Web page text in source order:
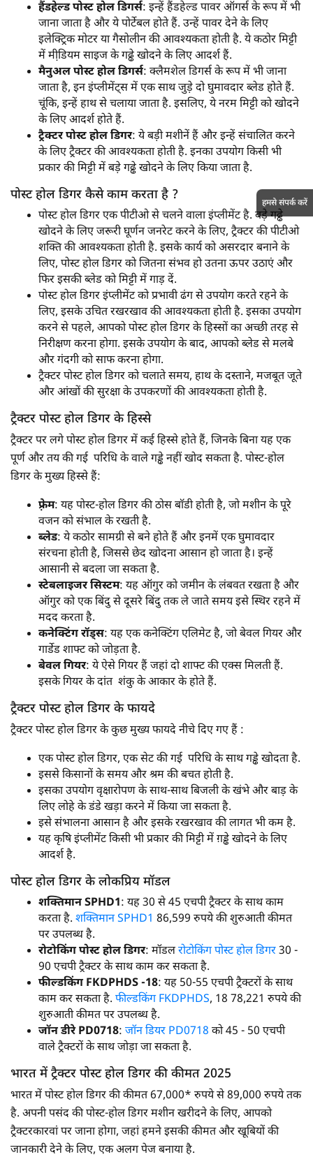
हैंडहेल्ड पोस्ट होल डिगर्स: इन्हें हैंडहेल्ड पावर ऑगर्स के रूप में भी
जाना जाता है और ये पोर्टेबल होते हैं. उन्हें पावर देने के लिए
इलेक्ट्रिक मोटर या गैसोलीन की आवश्यकता होती है. ये कठोर मिट्टी
में मी़डियम साइज के गढ्ढे खोदने के लिए आदर्श हैं.
मैनुअल पोस्ट होल डिगर्स: क्लैमशेल डिगर्स के रूप में भी जाना
जाता है, इन इंप्लीमेंट्स में एक साथ जुड़े दो घुमावदार ब्लेड होते हैं.
चूंकि, इन्हें हाथ से चलाया जाता है. इसलिए, ये नरम मिट्टी को खोदने
के लिए आदर्श होते हैं.
ट्रैक्टर पोस्ट होल डिगर: ये बड़ी मशीनें हैं और इन्हें संचालित करने
के लिए ट्रैक्टर की आवश्यकता होती है. इनका उपयोग किसी भी
प्रकार की मिट्टी में बड़े गढ्ढे खोदने के लिए किया जाता है.
पोस्ट होल डिगर कैसे काम करता है ?
पोस्ट होल डिगर एक पीटीओ से चलने वाला इंप्लीमेंट है. बड़े गढ्ढे
खोदने के लिए जरूरी घूर्णन जनरेट करने के लिए, ट्रैक्टर की पीटीओ
शक्ति की आवश्यकता होती है. इसके कार्य को असरदार बनाने के
लिए, पोस्ट होल डिगर को जितना संभव हो उतना ऊपर उठाएं और
फिर इसकी ब्लेड को मिट्टी में गाड़ दें.
पोस्ट होल डिगर इंप्लीमेंट को प्रभावी ढंग से उपयोग करते रहने के
लिए, इसके उचित रखरखाव की आवश्यकता होती है. इसका उपयोग
करने से पहले, आपको पोस्ट होल डिगर के हिस्सों का अच्छी तरह से
निरीक्षण करना होगा. इसके उपयोग के बाद, आपको ब्लेड से मलबे
और गंदगी को साफ करना होगा.
ट्रैक्टर पोस्ट होल डिगर को चलाते समय, हाथ के दस्ताने, मजबूत जूते
और आंखों की सुरक्षा के उपकरणों की आवश्यकता होती है.
ट्रैक्टर पोस्ट होल डिगर के हिस्से
ट्रैक्टर पर लगे पोस्ट होल डिगर में कई हिस्से होते हैं, जिनके बिना यह एक
पूर्ण और तय की गई परिधि के वाले गड्ढे नहीं खोद सकता है. पोस्ट-होल
डिगर के मुख्य हिस्से हैं:
फ़्रेम: यह पोस्ट-होल डिगर की ठोस बाॅडी होती है, जो मशीन के पूरे
वजन को संभाल के रखती है.
ब्लेड: ये कठोर सामग्री से बने होते हैं और इनमें एक घुमावदार
संरचना होती है, जिससे छेद खोदना आसान हो जाता है। इन्हें
आसानी से बदला जा सकता है.
स्टेबलाइजर सिस्टम: यह ऑगुर को जमीन के लंबवत रखता है और
ऑगुर को एक बिंदु से दूसरे बिंदु तक ले जाते समय इसे स्थिर रहने में
मदद करता है.
कनेक्टिंग रॉड्स: यह एक कनेक्टिंग एलिमेट है, जो बेवल गियर और
गार्डेड शाफ्ट को जोड़ता है.
बेवल गियर: ये ऐसे गियर हैं जहां दो शाफ्ट की एक्स मिलती हैं.
इसके गियर के दांत शंकु के आकार के होते हैं.
ट्रैक्टर पोस्ट होल डिगर के फायदे
ट्रैक्टर पोस्ट होल डिगर के कुछ मुख्य फायदे नीचे दिए गए हैं :
एक पोस्ट होल डिगर, एक सेट की गई परिधि के साथ गड्ढे खोदता है.
इससे किसानों के समय और श्रम की बचत होती है.
इसका उपयोग वृक्षारोपण के साथ-साथ बिजली के खंभे और बाड़ के
लिए लोहे के डंडे खड़ा करने में किया जा सकता है.
इसे संभालना आसान है और इसके रखरखाव की लागत भी कम है.
यह कृषि इंप्लीमेंट किसी भी प्रकार की मिट्टी में ग़ड्ढे खोदने के लिए
आदर्श है.
पोस्ट होल डिगर के लोकप्रिय मॉडल
शक्तिमान SPHD1: यह 30 से 45 एचपी ट्रैक्टर के साथ काम
करता है. शक्तिमान SPHD1 86,599 रुपये की शुरुआती कीमत
पर उपलब्ध है.
रोटोकिंग पोस्ट होल डिगर: मॉडलरोटोकिंग पोस्ट होल डिगर30 -
90 एचपी ट्रैक्टर के साथ काम कर सकता है.
फील्डकिंग FKDPHDS -18: यह 50-55 एचपी ट्रैक्टरों के साथ
काम कर सकता है. फील्डकिंग FKDPHDS, 18 78,221 रुपये की
शुरुआती कीमत पर उपलब्ध है.
जॉन डीरे PD0718: जॉन डियर PD0718 को 45 - 50 एचपी
वाले ट्रैक्टरों के साथ जोड़ा जा सकता है.
भारत में ट्रैक्टर पोस्ट होल डिगर की कीमत 2025
भारत में पोस्ट होल डिगर की कीमत 67,000* रुपये से 89,000 रुपये तक
है. अपनी पसंद की पोस्ट-होल डिगर मशीन खरीदने के लिए, आपको
ट्रैक्टरकारवां पर जाना होगा, जहां हमने इसकी कीमत और खूबियों की
जानकारी देने के लिए, एक अलग पेज बनाया है.
हमसे संपर्क करें